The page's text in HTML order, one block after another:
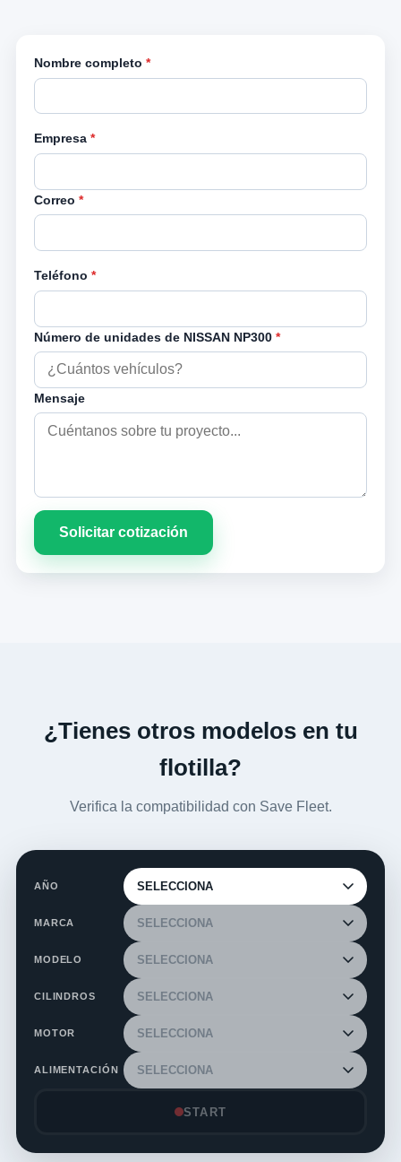
Nombre completo *
Empresa *
Correo *
Teléfono *
Número de unidades de NISSAN NP300 *
Mensaje
Solicitar cotización
¿Tienes otros modelos en tu
flotilla?
Verifica la compatibilidad con Save Fleet.
AÑO
MARCA
MODELO
CILINDROS
MOTOR
ALIMENTACIÓN
START